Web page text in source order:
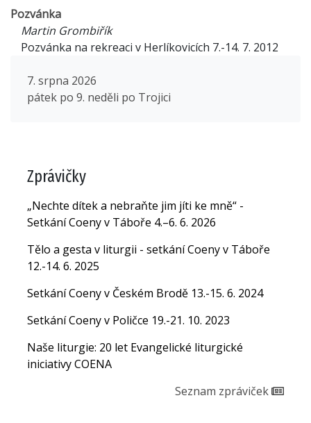
Pozvánka
Martin Grombiřík
Pozvánka na rekreaci v Herlíkovicích 7.-14. 7. 2012
7. srpna 2026
pátek po 9. neděli po Trojici
Zprávičky
„Nechte dítek a nebraňte jim jíti ke mně“ -
Setkání Coeny v Táboře 4.–6. 6. 2026
Tělo a gesta v liturgii - setkání Coeny v Táboře
12.-14. 6. 2025
Setkání Coeny v Českém Brodě 13.-15. 6. 2024
Setkání Coeny v Poličce 19.-21. 10. 2023
Naše liturgie: 20 let Evangelické liturgické
iniciativy COENA
Seznam zpráviček